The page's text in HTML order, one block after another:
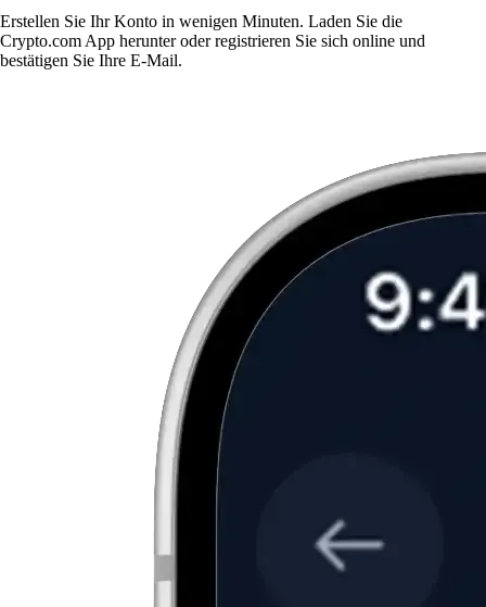
Erstellen Sie Ihr Konto in wenigen Minuten. Laden Sie die
Crypto.com App herunter oder registrieren Sie sich online und
bestätigen Sie Ihre E-Mail.